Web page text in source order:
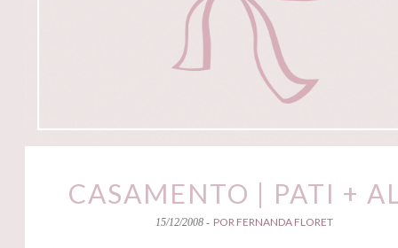
CASAMENTO | PATI +
15/12/2008 - POR FERNANDA FLORET